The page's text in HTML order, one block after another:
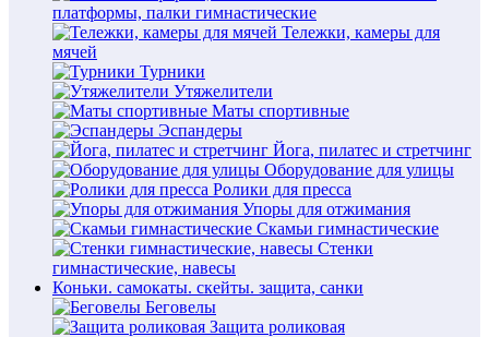
платформы, палки гимнастические
Тележки, камеры для
мячей
Турники
Утяжелители
Маты спортивные
Эспандеры
Йога, пилатес и стретчинг
Оборудование для улицы
Ролики для пресса
Упоры для отжимания
Скамьи гимнастические
Стенки
гимнастические, навесы
Коньки. самокаты. скейты. защита, санки
Беговелы
Защита роликовая